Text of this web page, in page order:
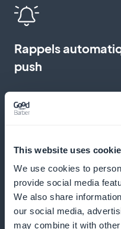
This website uses
We use cookies to
provide social media
We also share
our social media,
may combine it with
Rappels
push
Envoyez des rappels
les absences et
Programme de
clients